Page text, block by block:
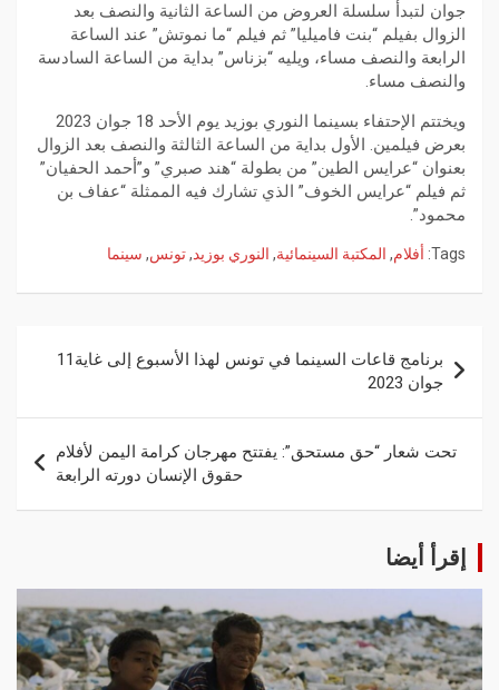
جوان لتبدأ سلسلة العروض من الساعة الثانية والنصف بعد
الزوال بفيلم “بنت فاميليا” ثم فيلم “ما نموتش” عند الساعة
الرابعة والنصف مساء، ويليه “بزناس” بداية من الساعة السادسة
والنصف مساء.
ويختتم الإحتفاء بسينما النوري بوزيد يوم الأحد 18 جوان 2023
بعرض فيلمين. الأول بداية من الساعة الثالثة والنصف بعد الزوال
بعنوان “عرايس الطين” من بطولة “هند صبري” و”أحمد الحفيان”
ثم فيلم “عرايس الخوف” الذي تشارك فيه الممثلة “عفاف بن
محمود”.
Tags: أفلام, المكتبة السينمائية, النوري بوزيد,تونس, سينما
برنامج قاعات السينما في تونس لهذا الأسبوع إلى غاية11
جوان 2023
تحت شعار “حق مستحق”: يفتتح مهرجان كرامة اليمن لأفلام
حقوق الإنسان دورته الرابعة
إقرأ أيضا